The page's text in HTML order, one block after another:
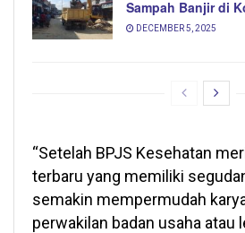
Sampah Banjir di
DECEMBER 5, 2025
“Setelah BPJS Kesehatan
terbaru yang memiliki
semakin mempermudah
perwakilan badan usaha atau